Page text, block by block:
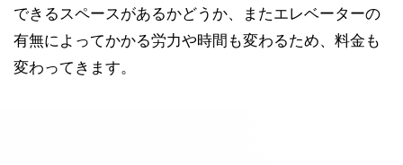
できるスペースがあるかどうか、またエレベーターの
有無によってかかる労力や時間も変わるため、料金も
変わってきます。